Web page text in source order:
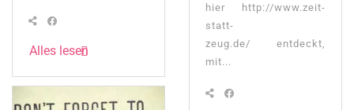
Alles lesen
hier http://www.zeit-
statt-
zeug.de/ entdeckt,
mit...